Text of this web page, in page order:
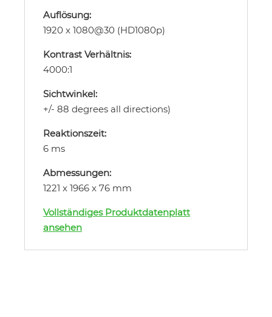
Auflösung:
1920 x 1080@30 (HD1080p)
Kontrast Verhältnis:
4000:1
Sichtwinkel:
+/- 88 degrees all directions)
Reaktionszeit:
6 ms
Abmessungen:
1221 x 1966 x 76 mm
Vollständiges Produktdatenplatt
ansehen